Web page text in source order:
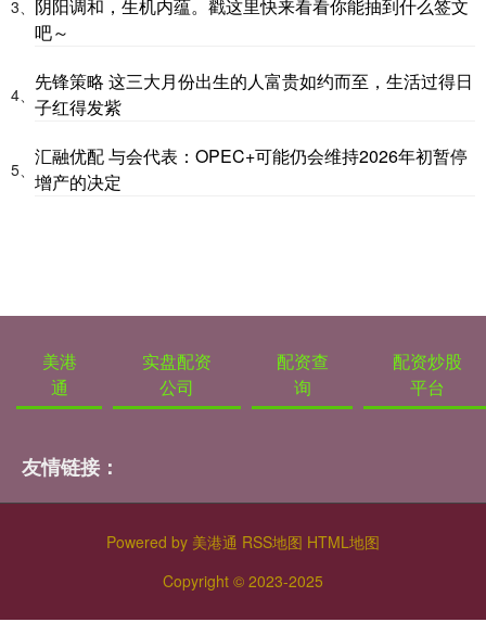
3、 阴阳调和，生机内蕴。戳这里快来看看你能抽到什么签文
吧～
4、
先锋策略 这三大月份出生的人富贵如约而至，生活过得日
子红得发紫
5、
汇融优配 与会代表：OPEC+可能仍会维持2026年初暂停
增产的决定
美港
通
实盘配资
公司
配资查
询
配资炒股
平台
友情链接：
Powered by 美港通 RSS地图 HTML地图
Copyright © 2023-2025